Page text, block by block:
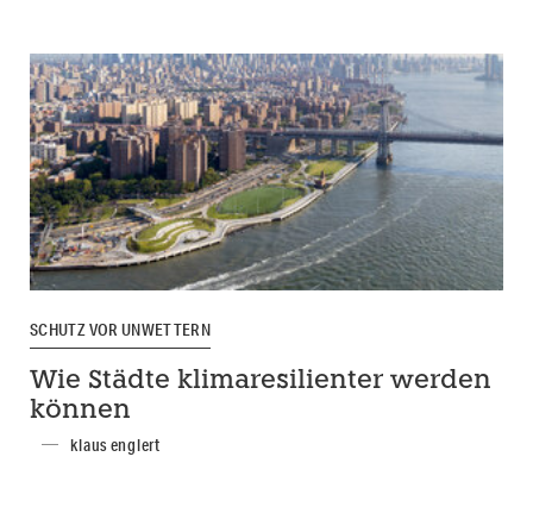
SCHUTZ VOR UNWETTERN
Wie Städte klimaresilienter werden
können
klaus englert